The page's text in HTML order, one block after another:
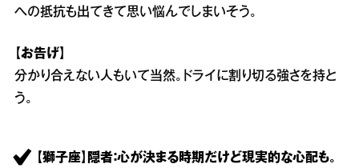
への抵抗も出てきて思い悩んでしまいそう。
【お告げ】
分かり合えない人もいて当然。ドライに割り切る強さを持と
う。
【獅子座】隠者：心が決まる時期だけど現実的な心配も。